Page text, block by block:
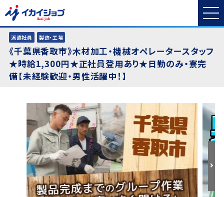
派遣社員 製造・工場
《千葉県香取市》木材加工・機械オペレータースタッフ
★時給1,300円★正社員登用あり★日勤のみ・寮完
備【未経験歓迎・男性活躍中！】